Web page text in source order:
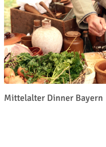
Mittelalter Dinner Bayern